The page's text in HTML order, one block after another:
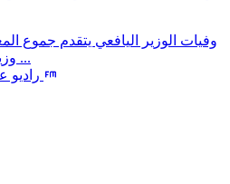
وفيات الوزير اليافعي يتقدم جموع
وزير الشؤون الاجتماعية والعمل ...